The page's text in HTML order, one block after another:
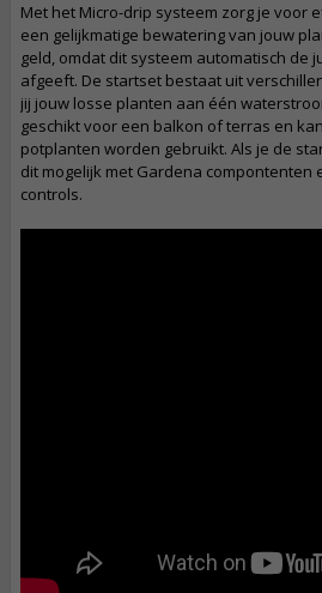
Met het Micro-drip systeem zorg je voor
een gelijkmatige bewatering van jouw
geld, omdat dit systeem automatisch de
afgeeft. De startset bestaat uit
jij jouw losse planten aan één
geschikt voor een balkon of terras en
potplanten worden gebruikt. Als je de
dit mogelijk met Gardena compontenten
controls.